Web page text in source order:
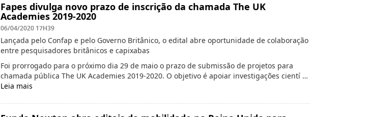
Fapes divulga novo prazo de inscrição da chamada The UK
Academies 2019-2020
06/04/2020 17H39
Lançada pelo Confap e pelo Governo Britânico, o edital abre oportunidade de colaboração
entre pesquisadores britânicos e capixabas
Foi prorrogado para o próximo dia 29 de maio o prazo de submissão de projetos para
chamada pública The UK Academies 2019-2020. O objetivo é apoiar investigações cientí …
Leia mais